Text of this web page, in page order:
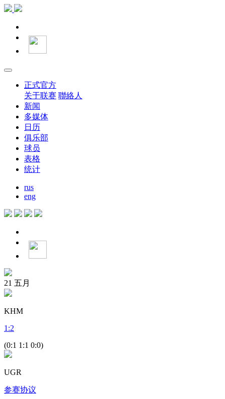
正式官方
关于联赛 聯絡人
新闻
多媒体
日历
俱乐部
球员
表格
统计
rus
eng
21 五月
KHM
1 :2
(0:1 1:1 0:0)
UGR
参赛协议